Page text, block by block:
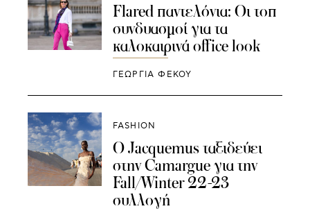
Flared παντελόνια: Οι τοπ
συνδυασμοί για τα
καλοκαιρινά office look
ΓΕΩΡΓΙΑ ΦΕΚΟΥ
FASHION
O Jacquemus ταξιδεύει
στην Camargue για την
Fall/Winter 22-23
συλλογή